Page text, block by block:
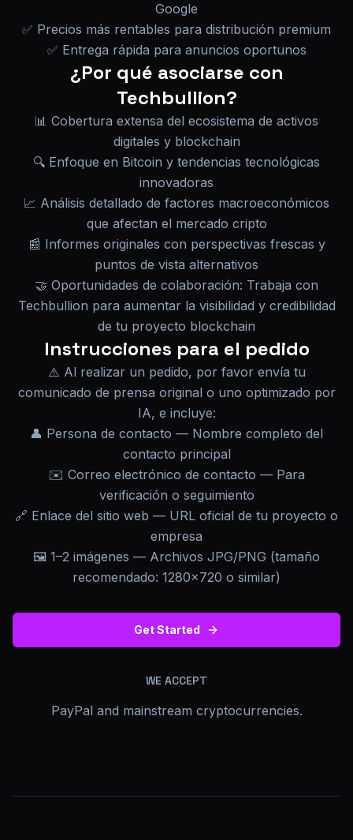
Google
✅ Precios más rentables para distribución premium
✅ Entrega rápida para anuncios oportunos
¿Por qué asociarse con
Techbullion?
📊 Cobertura extensa del ecosistema de activos
digitales y blockchain
🔍 Enfoque en Bitcoin y tendencias tecnológicas
innovadoras
📈 Análisis detallado de factores macroeconómicos
que afectan el mercado cripto
📰 Informes originales con perspectivas frescas y
puntos de vista alternativos
🤝 Oportunidades de colaboración: Trabaja con
Techbullion para aumentar la visibilidad y credibilidad
de tu proyecto blockchain
Instrucciones para el pedido
⚠️ Al realizar un pedido, por favor envía tu
comunicado de prensa original o uno optimizado por
IA, e incluye:
👤 Persona de contacto — Nombre completo del
contacto principal
✉️ Correo electrónico de contacto — Para
verificación o seguimiento
🔗 Enlace del sitio web — URL oficial de tu proyecto o
empresa
🖼️ 1–2 imágenes — Archivos JPG/PNG (tamaño
recomendado: 1280×720 o similar)
Get Started
WE ACCEPT
PayPal and mainstream cryptocurrencies.